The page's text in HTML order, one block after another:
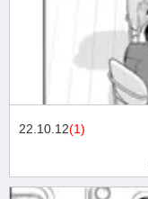
22.10.12(1)